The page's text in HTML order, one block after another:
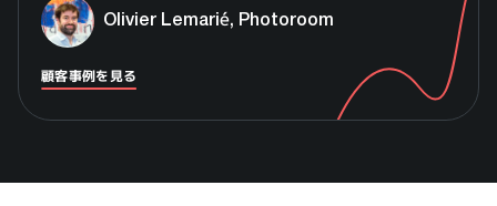
Olivier Lemarié, Photoroom
顧客事例を見る